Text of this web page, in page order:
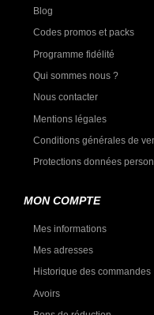
Blog
Codes promos et packs
Programme fidélité
Qui sommes nous ?
Nous contacter
Mentions légales
Conditions générales de
Protections données
MON COMPTE
Mes informations
Mes adresses
Historique des commandes
Avoirs